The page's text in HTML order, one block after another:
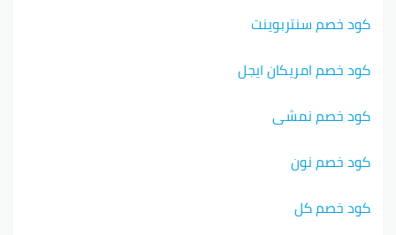
كود خصم سنتربوينت
كود خصم امريكان ايجل
كود خصم نمشي
كود خصم نون
كود خصم كل